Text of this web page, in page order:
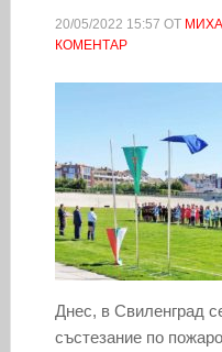
20/05/2022 15:57 ОТ
КОМЕНТАР
Днес, в Свиленград
състезание по